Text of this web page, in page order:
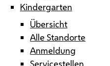
Kindergarten
Übersicht
Alle Standorte
Anmeldung
Servicestellen